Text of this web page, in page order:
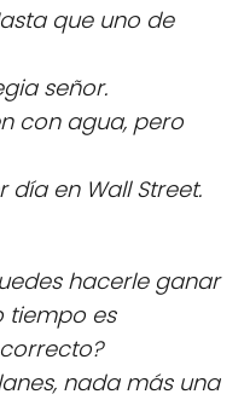
que uno de
señor.
con agua, pero
día en Wall Street.
hacerle ganar
tiempo es
nada más una